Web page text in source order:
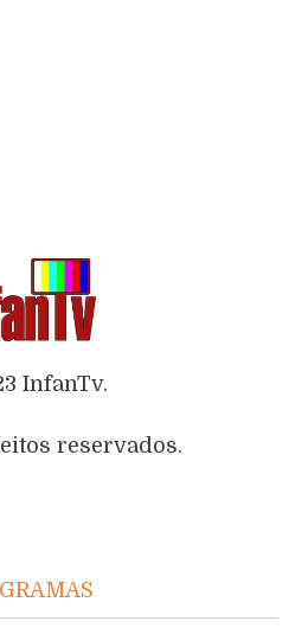
InfanTv.
reservados.